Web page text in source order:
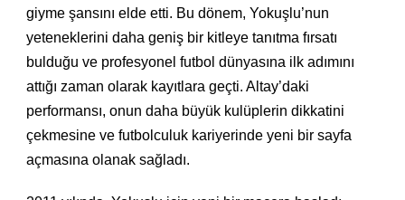
giyme şansını elde etti. Bu dönem, Yokuşlu’nun
yeteneklerini daha geniş bir kitleye tanıtma fırsatı
bulduğu ve profesyonel futbol dünyasına ilk adımını
attığı zaman olarak kayıtlara geçti. Altay’daki
performansı, onun daha büyük kulüplerin dikkatini
çekmesine ve futbolculuk kariyerinde yeni bir sayfa
açmasına olanak sağladı.